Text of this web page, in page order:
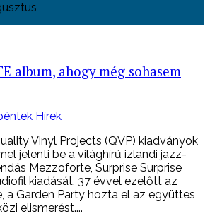
album, ahogy még sohasem
Hírek
Vinyl Projects (QVP) kiadványok
jelenti be a világhírű izlandi jazz-
Mezzoforte, Surprise Surprise
kiadását. 37 évvel ezelőtt az
a Garden Party hozta el az együttes
elismerést....